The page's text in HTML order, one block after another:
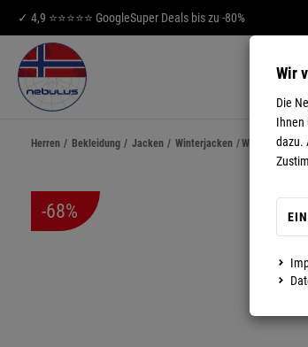
✓ 4,9 ⭐⭐⭐⭐⭐ GoogleSuper Deals bis zu -80%
Herren / Bekleidung / Jacken / Winterjacken /Winterjacke
-68%
Wir
Die
Ihnen
dazu.